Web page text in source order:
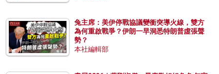
兔主席：美伊停戰協議變衝突導火線，雙方
為何重啟戰爭？伊朗一早洞悉特朗普虛張聲
勢？
本社編輯部